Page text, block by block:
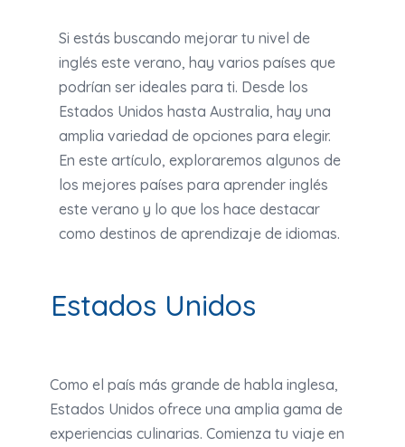
Si estás buscando mejorar tu nivel de
inglés este verano, hay varios países que
podrían ser ideales para ti. Desde los
Estados Unidos hasta Australia, hay una
amplia variedad de opciones para elegir.
En este artículo, exploraremos algunos de
los mejores países para aprender inglés
este verano y lo que los hace destacar
como destinos de aprendizaje de idiomas.
Estados Unidos
Como el país más grande de habla inglesa,
Estados Unidos ofrece una amplia gama de
experiencias culinarias. Comienza tu viaje en